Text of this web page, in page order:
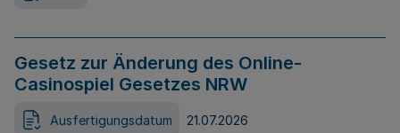
Gesetz zur Änderung des Online-
Casinospiel Gesetzes NRW
Ausfertigungsdatum 21.07.2026